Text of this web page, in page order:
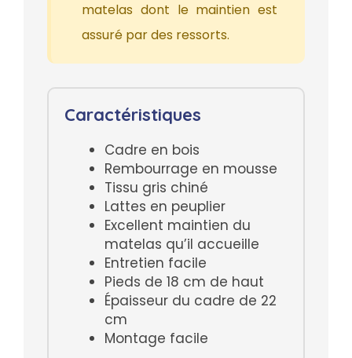
matelas dont le maintien est
assuré par des ressorts.
Caractéristiques
Cadre en bois
Rembourrage en mousse
Tissu gris chiné
Lattes en peuplier
Excellent maintien du
matelas qu’il accueille
Entretien facile
Pieds de 18 cm de haut
Épaisseur du cadre de 22
cm
Montage facile